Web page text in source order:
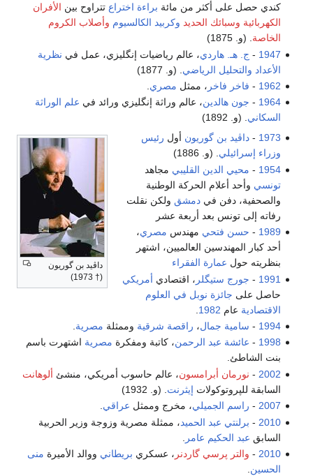
كندي حصل على أكثر من مائة براءة اختراع تتراوح بين الأفران
الكهربائية وسبائك الحديد وكربيد الكالسيوم وأصلاب الكروم
الخاصة. (و. 1875)
1947
- ج. هـ. هاردي، عالم رياضيات إنگليزي، عمل في نظرية
الأعداد والتحليل الرياضي . (و. 1877)
1962
- فاخر فاخر ، ممثل مصري
1964
- جون هالدين، عالم وراثة إنگليزي ورائد في علم الوراثة
السكاني. (و. 1892)
داڤيد بن گوريون
(† 1973)
1973
-داڤيد بن گوريون أول رئيس
وزراء إسرائيلي. (و. 1886)
1954
- محيي الدين القليبي مجاهد
تونسي وأحد أعلام الحركة الوطنية
والصحفية، دفن فيدمشق ولكن نقلت
رفاته إلى تونس بعد أربعة عشر
1989
- حسن فتحي مهندس مصري،
أحد كبار المهندسين العالميين، اشتهر
بنظريته حول عمارة الفقراء
1991
- جورج ستيگلر ، اقتصادي أمريكي
حاصل على جائزة نوبل في العلوم
الاقتصادية عام 1982
1994
- سامية جمال، راقصة شرقية وممثلة مصرية
1998
- عائشة عبد الرحمن، كاتبة ومفكرة مصرية اشتهرت باسم
بنت الشاطئ.
2002
- نورمان أبرامسون، عالم حاسوب أمريكي، منشئ ألوهانت
السابقة للپروتوكولات إيثرنت . (و. 1932)
2007
- راسم الجميلي، مخرج وممثل عراقي.
2010
- برلنتي عبد الحميد، ممثلة مصرية وزوجة وزير الحربية
السابق عبد الحكيم عامر
2010
- والتر پرسي گاردنر ، عسكري بريطاني ووالد الأميرة منى
الحسين